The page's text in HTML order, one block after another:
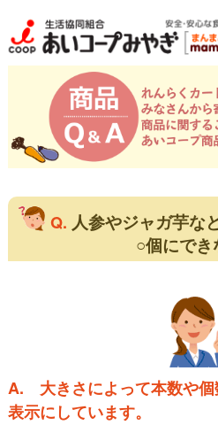
Q. 人参やジャガ芋な
○個にでき
A. 大きさによって本数や
表示にしています。